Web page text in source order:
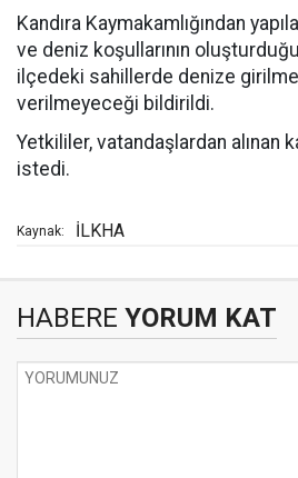
Kandıra Kaymakamlığından
ve deniz koşullarının
ilçedeki sahillerde denize
verilmeyeceği bildirildi.
Yetkililer, vatandaşlardan alınan
istedi.
Kaynak: İLKHA
HABERE YORUM KAT